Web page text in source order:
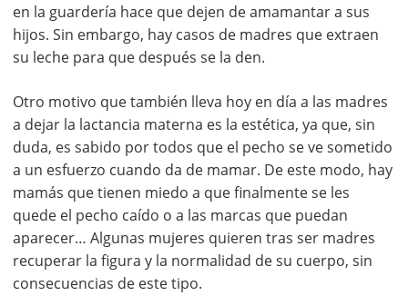
en la guardería hace que dejen de amamantar a sus
hijos. Sin embargo, hay casos de madres que extraen
su leche para que después se la den.
Otro motivo que también lleva hoy en día a las madres
a dejar la lactancia materna es la estética, ya que, sin
duda, es sabido por todos que el pecho se ve sometido
a un esfuerzo cuando da de mamar. De este modo, hay
mamás que tienen miedo a que finalmente se les
quede el pecho caído o a las marcas que puedan
aparecer… Algunas mujeres quieren tras ser madres
recuperar la figura y la normalidad de su cuerpo, sin
consecuencias de este tipo.